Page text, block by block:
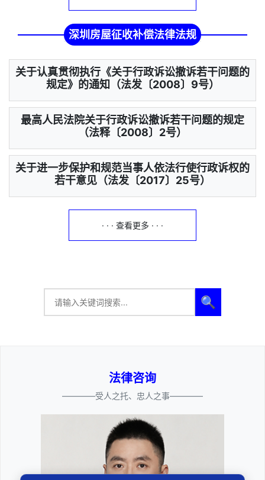
深圳房屋征收补偿法律法规
关于认真贯彻执行《关于行政诉讼撤诉若干问题的
规定》的通知（法发〔2008〕9号）
最高人民法院关于行政诉讼撤诉若干问题的规定
（法释〔2008〕2号）
关于进一步保护和规范当事人依法行使行政诉权的
若干意见（法发〔2017〕25号）
· · · 查看更多 · · ·
🔍
法律咨询
————受人之托、忠人之事————